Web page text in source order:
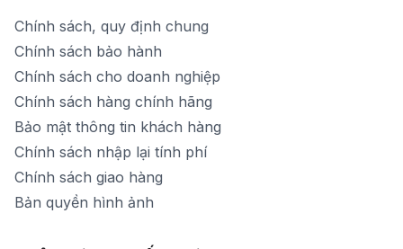
Chính sách, quy định chung
Chính sách bảo hành
Chính sách cho doanh nghiệp
Chính sách hàng chính hãng
Bảo mật thông tin khách hàng
Chính sách nhập lại tính phí
Chính sách giao hàng
Bản quyền hình ảnh